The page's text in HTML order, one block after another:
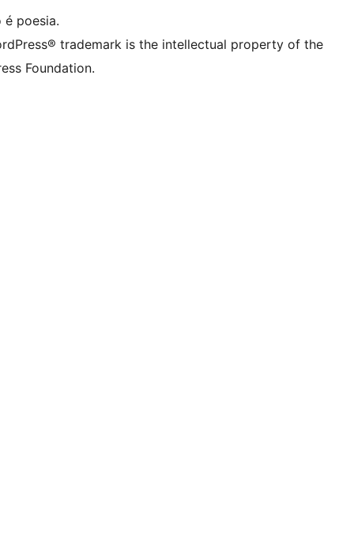
é poesia.
trademark is the intellectual property of the
Foundation.